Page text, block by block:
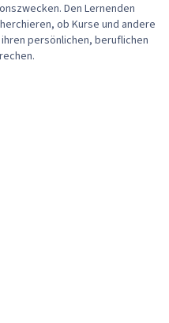
Den Lernenden
ob Kurse und andere
persönlichen, beruflichen